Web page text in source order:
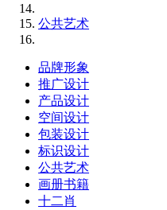
公共艺术
品牌形象
推广设计
产品设计
空间设计
包装设计
标识设计
公共艺术
画册书籍
十二肖